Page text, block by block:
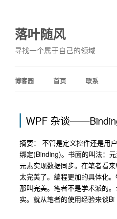
落叶随风
寻找一个属于自己的领域
博客园 首页 联系
WPF 杂谈
摘要： 不管是定义控件还是
绑定(Binding)。书面的叫法：
元素实现数据同步。在笔者看
太完美了。编程更加的具体化。
那叫完美。笔者不是学术派的
实。就从笔者的使用经验来谈Bi